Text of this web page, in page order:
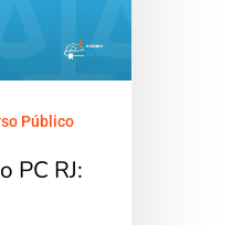
Público
PC RJ: